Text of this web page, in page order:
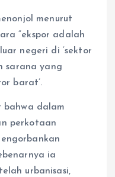
menurut
“ekspor adalah
negeri di ‘sektor
sarana yang
barat’.
bahwa dalam
perkotaan
ia
urbanisasi,